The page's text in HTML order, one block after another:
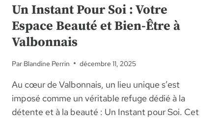
Un Instant Pour Soi : Votre
Espace Beauté et Bien-Être à
Valbonnais
Par Blandine Perrin décembre 11, 2025
Au cœur de Valbonnais, un lieu unique s’est
imposé comme un véritable refuge dédié à la
détente et à la beauté : Un Instant pour Soi. Cet